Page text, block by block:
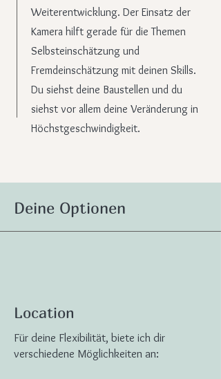
Weiterentwicklung. Der Einsatz der
Kamera hilft gerade für die Themen
Selbsteinschätzung und
Fremdeinschätzung mit deinen Skills.
Du siehst deine Baustellen und du
siehst vor allem deine Veränderung in
Höchstgeschwindigkeit.
Deine Optionen
Location
Für deine Flexibilität, biete ich dir
verschiedene Möglichkeiten an: